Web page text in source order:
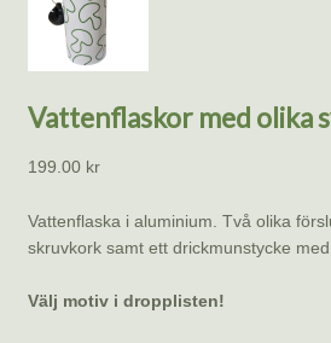
Vattenflaskor med olika
199.00 kr
Vattenflaska i aluminium. Två olika
skruvkork samt ett drickmunstycke med
Välj motiv i dropplisten!